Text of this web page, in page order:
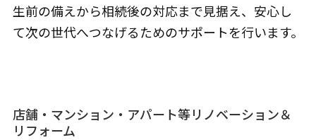
生前の備えから相続後の対応まで見据え、安心し
て次の世代へつなげるためのサポートを行います。
店舗・マンション・アパート等リノベーション＆
リフォーム